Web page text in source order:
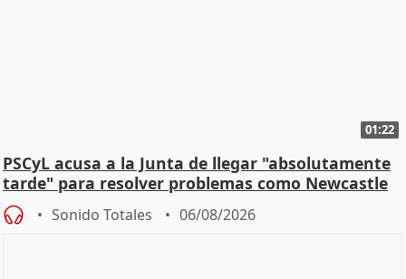
01:22
PSCyL acusa a la Junta de llegar "absolutamente
tarde" para resolver problemas como Newcastle
Sonido Totales 06/08/2026